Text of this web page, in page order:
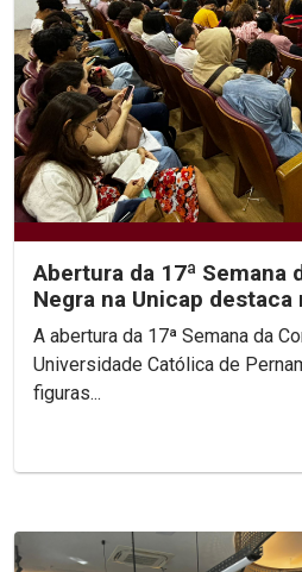
Abertura da 17ª Semana
Negra na Unicap
protagonismo do...
A abertura da 17ª Semana da
Universidade Católica de
figuras...